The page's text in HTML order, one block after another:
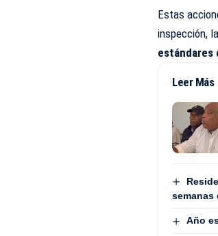
Estas
inspección,
estándares
Leer Más
semanas
Año